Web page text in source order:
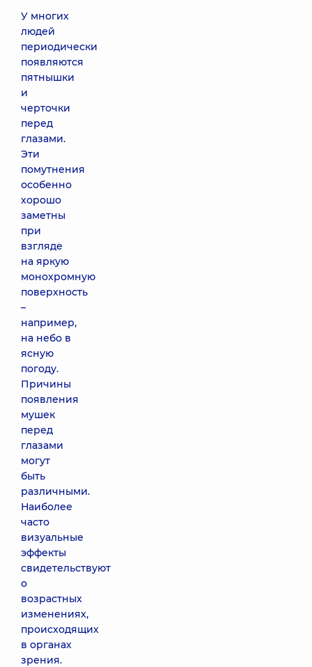
У многих
людей
периодически
появляются
пятнышки
и
черточки
перед
глазами.
Эти
помутнения
особенно
хорошо
заметны
при
взгляде
на яркую
монохромную
поверхность
–
например,
на небо в
ясную
погоду.
Причины
появления
мушек
перед
глазами
могут
быть
различными.
Наиболее
часто
визуальные
эффекты
свидетельствуют
о
возрастных
изменениях,
происходящих
в органах
зрения.